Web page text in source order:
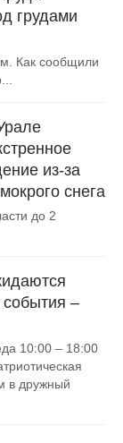
грудами
Как сообщили
из-за
снега
до 2
–
10:00 – 18:00
в дружный